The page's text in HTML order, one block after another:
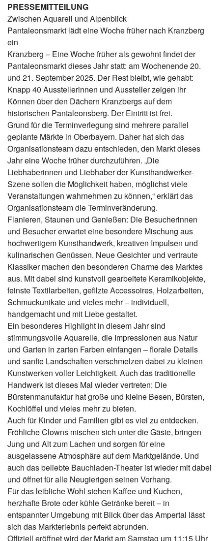
PRESSEMITTEILUNG
Zwischen Aquarell und Alpenblick
Pantaleonsmarkt lädt eine Woche früher nach Kranzberg
ein
Kranzberg – Eine Woche früher als gewohnt findet der
Pantaleonsmarkt dieses Jahr statt: am Wochenende 20.
und 21. September 2025. Der Rest bleibt, wie gehabt:
Knapp 40 Ausstellerinnen und Aussteller zeigen ihr
Können über den Dächern Kranzbergs auf dem
historischen Pantaleonsberg. Der Eintritt ist frei.
Grund für die Terminverlegung sind mehrere parallel
geplante Märkte in Oberbayern. Daher hat sich das
Organisationsteam dazu entschieden, den Markt dieses
Jahr eine Woche früher durchzuführen. „Die
Liebhaberinnen und Liebhaber der Kunsthandwerker-
Szene sollen die Möglichkeit haben, möglichst viele
Veranstaltungen wahrnehmen zu können,“ erklärt das
Organisationsteam die Terminveränderung.
Flanieren, Staunen und Genießen: Die Besucherinnen
und Besucher erwartet eine besondere Mischung aus
hochwertigem Kunsthandwerk, kreativen Impulsen und
kulinarischen Genüssen. Neue Gesichter und vertraute
Klassiker machen den besonderen Charme des Marktes
aus. Mit dabei sind kunstvoll gearbeitete Keramikobjekte,
feinste Textilarbeiten, gefilzte Accessoires, Holzarbeiten,
Schmuckunikate und vieles mehr – individuell,
handgemacht und mit Liebe gestaltet.
Ein besonderes Highlight in diesem Jahr sind
stimmungsvolle Aquarelle, die Impressionen aus Natur
und Garten in zarten Farben einfangen – florale Details
und sanfte Landschaften verschmelzen dabei zu kleinen
Kunstwerken voller Leichtigkeit. Auch das traditionelle
Handwerk ist dieses Mal wieder vertreten: Die
Bürstenmanufaktur hat große und kleine Besen, Bürsten,
Kochlöffel und vieles mehr zu bieten.
Auch für Kinder und Familien gibt es viel zu entdecken.
Fröhliche Clowns mischen sich unter die Gäste, bringen
Jung und Alt zum Lachen und sorgen für eine
ausgelassene Atmosphäre auf dem Marktgelände. Und
auch das beliebte Bauchladen-Theater ist wieder mit dabei
und öffnet für alle Neugierigen seinen Vorhang.
Für das leibliche Wohl stehen Kaffee und Kuchen,
herzhafte Brote oder kühle Getränke bereit – in
entspannter Umgebung mit Blick über das Ampertal lässt
sich das Markterlebnis perfekt abrunden.
Offiziell eröffnet wird der Markt am Samstag um 11:15 Uhr